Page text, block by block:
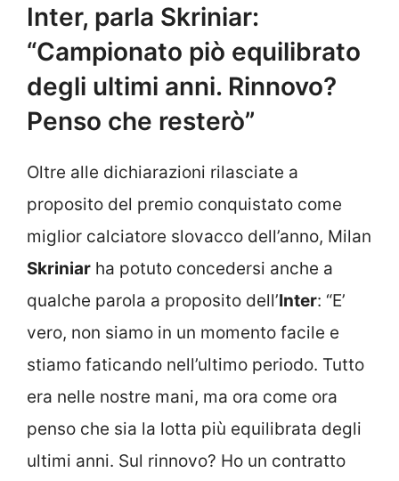
Inter, parla Skriniar:
“Campionato piò equilibrato
degli ultimi anni. Rinnovo?
Penso che resterò”
Oltre alle dichiarazioni rilasciate a
proposito del premio conquistato come
miglior calciatore slovacco dell’anno, Milan
Skriniar ha potuto concedersi anche a
qualche parola a proposito dell’Inter: “E’
vero, non siamo in un momento facile e
stiamo faticando nell’ultimo periodo. Tutto
era nelle nostre mani, ma ora come ora
penso che sia la lotta più equilibrata degli
ultimi anni. Sul rinnovo? Ho un contratto